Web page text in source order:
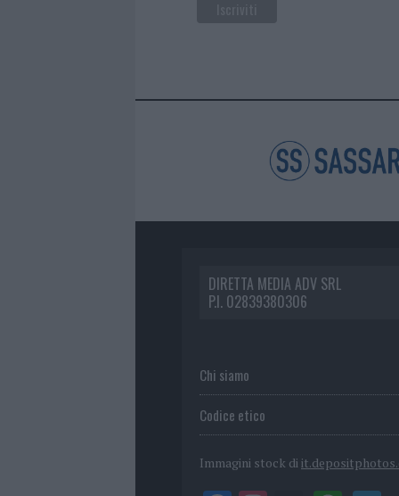
DIRETTA MEDIA ADV SRL
P.I. 02839380306
Chi siamo
Codice etico
Immagini stock di